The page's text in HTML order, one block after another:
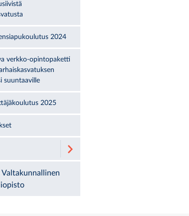
2024
verkko-opintopaketti
suuntaaville
2025